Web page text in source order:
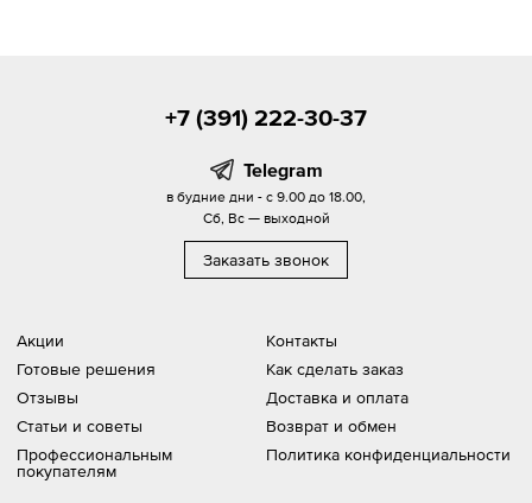
Акции
Готовые решения
Отзывы
Статьи и советы
Профессиональным
покупателям
Контакты
Как сделать заказ
Доставка и оплата
Возврат и обмен
Политика конфиденциальности
+7 (391) 222-30-37
Telegram
в будние дни - с 9.00 до 18.00,
Сб, Вс — выходной
Заказать звонок